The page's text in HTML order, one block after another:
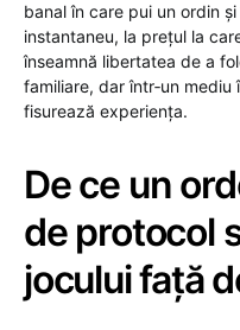
banal în care pui un ordin
instantaneu, la prețul la
înseamnă libertatea de a
familiare, dar într‑un
fisurează experiența.
De ce un
de protocol
jocului față